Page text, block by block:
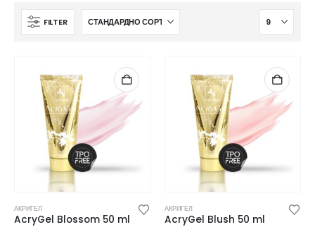
FILTER
АКРИГЕЛ
AcryGel Blossom 50 ml
АКРИГЕЛ
AcryGel Blush 50 ml